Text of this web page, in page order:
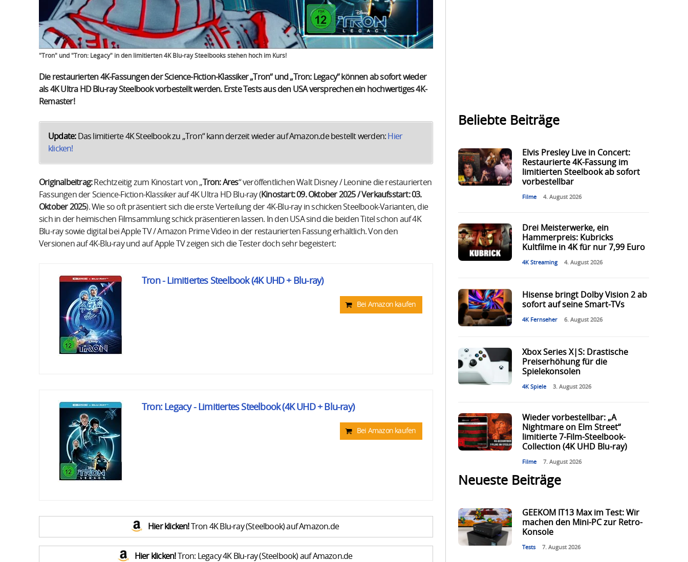
"Tron" und "Tron: Legacy" in den limitierten 4K Blu-ray Steelbooks stehen hoch im Kurs!
Die restaurierten 4K-Fassungen der Science-Fiction-Klassiker „Tron“ und „Tron: Legacy“ können ab sofort wieder
als 4K Ultra HD Blu-ray Steelbook vorbestellt werden. Erste Tests aus den USA versprechen ein hochwertiges 4K-
Remaster!
Update:Das limitierte 4K Steelbook zu „Tron“ kann derzeit wieder auf Amazon.de bestellt werden: Hier
klicken!
Originalbeitrag:Rechtzeitig zum Kinostart von „Tron: Ares“ veröffentlichen Walt Disney / Leonine die restaurierten
Fassungen der Science-Fiction-Klassiker auf 4K Ultra HD Blu-ray (Kinostart: 09. Oktober 2025 / Verkaufsstart: 03.
Oktober 2025). Wie so oft präsentiert sich die erste Verteilung der 4K-Blu-ray in schicken Steelbook-Varianten, die
sich in der heimischen Filmsammlung schick präsentieren lassen. In den USA sind die beiden Titel schon auf 4K
Blu-ray sowie digital bei Apple TV / Amazon Prime Video in der restaurierten Fassung erhältlich. Von den
Versionen auf 4K-Blu-ray und auf Apple TV zeigen sich die Tester doch sehr begeistert:
Tron - Limitiertes Steelbook (4K UHD + Blu-ray)
Bei Amazon kaufen
Tron: Legacy - Limitiertes Steelbook (4K UHD + Blu-ray)
Bei Amazon kaufen
Hier klicken!Tron 4K Blu-ray (Steelbook) auf Amazon.de
Hier klicken!Tron: Legacy 4K Blu-ray (Steelbook) auf Amazon.de
Beliebte Beiträge
Elvis Presley Live in Concert:
Restaurierte 4K-Fassung im
limitierten Steelbook ab sofort
vorbestellbar
Filme 4. August 2026
Drei Meisterwerke, ein
Hammerpreis: Kubricks
Kultfilme in 4K für nur 7,99 Euro
4K Streaming 4. August 2026
Hisense bringt Dolby Vision 2 ab
sofort auf seine Smart-TVs
4K Fernseher 6. August 2026
Xbox Series X|S: Drastische
Preiserhöhung für die
Spielekonsolen
4K Spiele 3. August 2026
Wieder vorbestellbar: „A
Nightmare on Elm Street“
limitierte 7-Film-Steelbook-
Collection (4K UHD Blu-ray)
Filme 7. August 2026
Neueste Beiträge
GEEKOM IT13 Max im Test: Wir
machen den Mini-PC zur Retro-
Konsole
Tests 7. August 2026